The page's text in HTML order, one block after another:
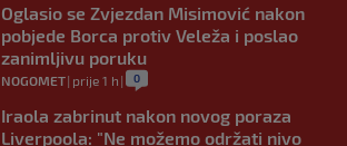
Oglasio se Zvjezdan Misimović nakon
pobjede Borca protiv Veleža i poslao
zanimljivu poruku
NOGOMET| prije 1 h | 0
Iraola zabrinut nakon novog poraza
Liverpoola: "Ne možemo održati nivo